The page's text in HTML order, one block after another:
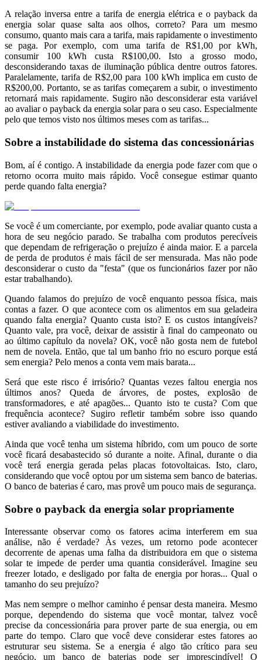
A relação inversa entre a tarifa de energia elétrica e o payback da
energia solar quase salta aos olhos, correto? Para um mesmo
consumo, quanto mais cara a tarifa, mais rapidamente o investimento
se paga. Por exemplo, com uma tarifa de R$1,00 por kWh,
consumir 100 kWh custa R$100,00. Isto a grosso modo,
desconsiderando taxas de iluminação pública dentre outros fatores.
Paralelamente, tarifa de R$2,00 para 100 kWh implica em custo de
R$200,00. Portanto, se as tarifas começarem a subir, o investimento
retornará mais rapidamente. Sugiro não desconsiderar esta variável
ao avaliar o payback da energia solar para o seu caso. Especialmente
pelo que temos visto nos últimos meses com as tarifas...
Sobre a instabilidade do sistema das concessionárias
Bom, aí é contigo. A instabilidade da energia pode fazer com que o
retorno ocorra muito mais rápido. Você consegue estimar quanto
perde quando falta energia?
Se você é um comerciante, por exemplo, pode avaliar quanto custa a
hora de seu negócio parado. Se trabalha com produtos perecíveis
que dependam de refrigeração o prejuízo é ainda maior. E a parcela
de perda de produtos é mais fácil de ser mensurada. Mas não pode
desconsiderar o custo da "festa" (que os funcionários fazer por não
estar trabalhando).
Quando falamos do prejuízo de você enquanto pessoa física, mais
contas a fazer. O que acontece com os alimentos em sua geladeira
quando falta energia? Quanto custa isto? E os custos intangíveis?
Quanto vale, pra você, deixar de assistir à final do campeonato ou
ao último capítulo da novela? OK, você não gosta nem de futebol
nem de novela. Então, que tal um banho frio no escuro porque está
sem energia? Pelo menos a conta vem mais barata...
Será que este risco é irrisório? Quantas vezes faltou energia nos
últimos anos? Queda de árvores, de postes, explosão de
transformadores, e até apagões... Quanto isto te custa? Com que
frequência acontece? Sugiro refletir também sobre isso quando
estiver avaliando a viabilidade do investimento.
Ainda que você tenha um sistema híbrido, com um pouco de sorte
você ficará desabastecido só durante a noite. Afinal, durante o dia
você terá energia gerada pelas placas fotovoltaicas. Isto, claro,
considerando que você optou por um sistema sem banco de baterias.
O banco de baterias é caro, mas provê um pouco mais de segurança.
Sobre o payback da energia solar propriamente
Interessante observar como os fatores acima interferem em sua
análise, não é verdade? Às vezes, um retorno pode acontecer
decorrente de apenas uma falha da distribuidora em que o sistema
solar te impede de perder uma quantia considerável. Imagine seu
freezer lotado, e desligado por falta de energia por horas... Qual o
tamanho do seu prejuízo?
Mas nem sempre o melhor caminho é pensar desta maneira. Mesmo
porque, dependendo do sistema que você montar, talvez você
precise da concessionária para prover parte de sua energia, ou em
parte do tempo. Claro que você deve considerar estes fatores ao
estruturar seu sistema. Se a energia é algo tão crítico para seu
negócio, um banco de baterias pode ser imprescindível! O